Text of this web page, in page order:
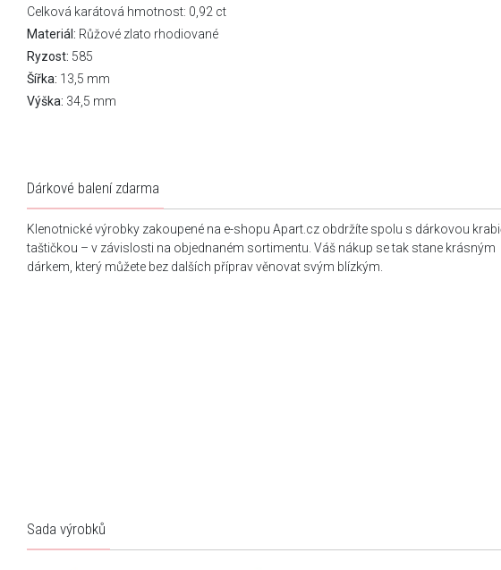
Celková karátová hmotnost: 0,92 ct
Materiál: Růžové zlato rhodiované
Ryzost: 585
Šířka: 13,5 mm
Výška: 34,5 mm
Dárkové balení zdarma
Klenotnické výrobky zakoupené na e-shopu Apart.cz obdržíte spolu s dárkovou
taštičkou – v závislosti na objednaném sortimentu. Váš nákup se tak stane krásným
dárkem, který můžete bez dalších příprav věnovat svým blízkým.
Sada výrobků